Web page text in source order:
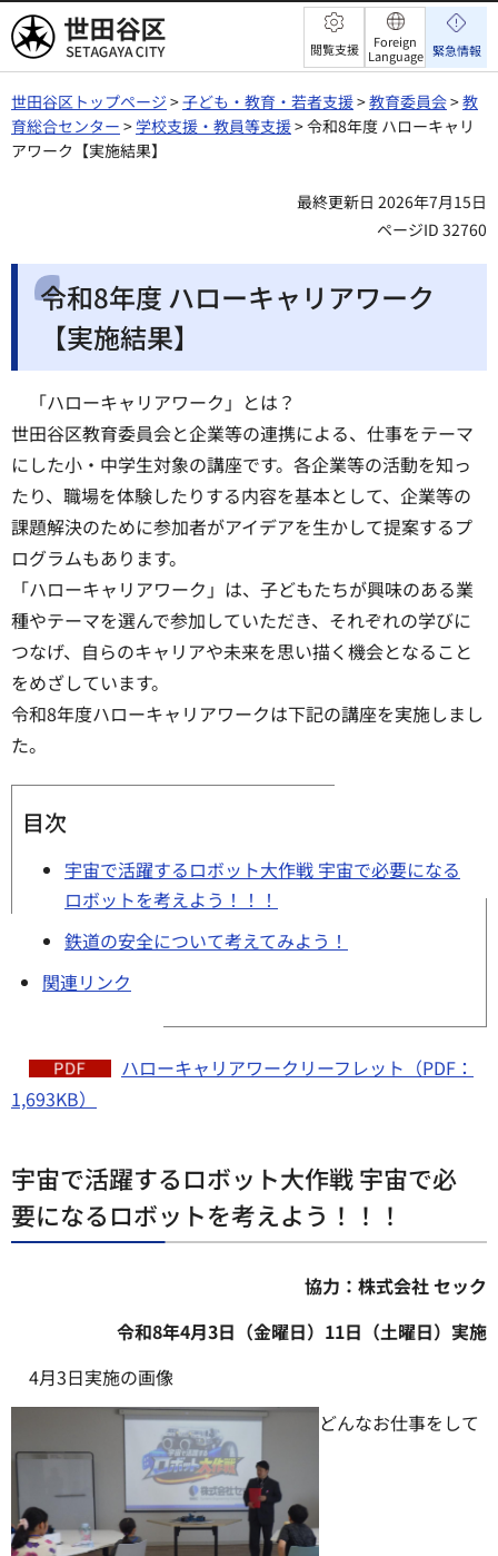
世田谷区 閲覧支援
Foreign
Language 緊急情報
世田谷区トップページ >子ども・教育・若者支援>教育委員会>教
育総合センター >学校支援・教員等支援> 令和8年度 ハローキャリ
アワーク【実施結果】
最終更新日 2026年7月15日
ページID 32760
令和8年度 ハローキャリアワーク
【実施結果】
「ハローキャリアワーク」とは？
世田谷区教育委員会と企業等の連携による、仕事をテーマ
にした小・中学生対象の講座です。各企業等の活動を知っ
たり、職場を体験したりする内容を基本として、企業等の
課題解決のために参加者がアイデアを生かして提案するプ
ログラムもあります。
「ハローキャリアワーク」は、子どもたちが興味のある業
種やテーマを選んで参加していただき、それぞれの学びに
つなげ、自らのキャリアや未来を思い描く機会となること
をめざしています。
令和8年度ハローキャリアワークは下記の講座を実施しまし
た。
目次
宇宙で活躍するロボット大作戦 宇宙で必要になる
ロボットを考えよう！！！
鉄道の安全について考えてみよう！
関連リンク
ハローキャリアワークリーフレット（PDF：
1,693KB）
宇宙で活躍するロボット大作戦 宇宙で必
要になるロボットを考えよう！！！
協力：株式会社 セック
令和8年4月3日（金曜日）11日（土曜日）実施
4月3日実施の画像
どんなお仕事をして